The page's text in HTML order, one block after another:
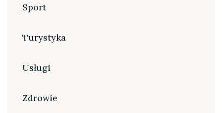
Sport
Turystyka
Usługi
Zdrowie